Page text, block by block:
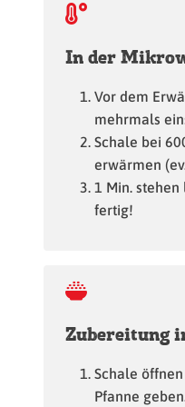
In der
Vor dem
mehrmals
Schale bei
erwärmen
1 Min. stehen
fertig!
Zubereitung
Schale
Pfanne